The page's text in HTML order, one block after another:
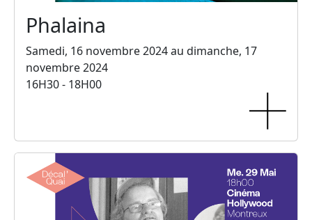
Phalaina
Samedi, 16 novembre 2024 au dimanche, 17
novembre 2024
16H30 - 18H00